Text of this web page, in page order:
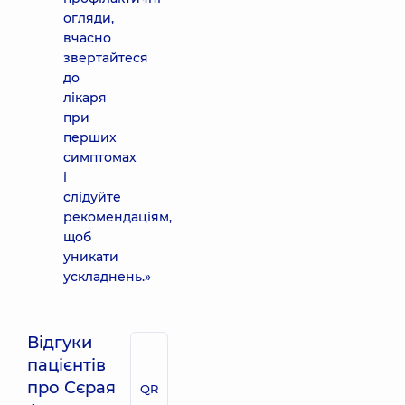
огляди,
вчасно
звертайтеся
до
лікаря
при
перших
симптомах
і
слідуйте
рекомендаціям,
щоб
уникати
ускладнень.»
Відгуки
пацієнтів
про Сєрая
QR